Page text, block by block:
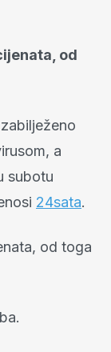
od
a
subotu
24sata.
od toga